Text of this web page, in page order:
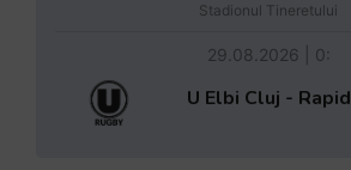
Stadionul Tineretului
29.08.2026 | 0:
U Elbi Cluj - Rapid